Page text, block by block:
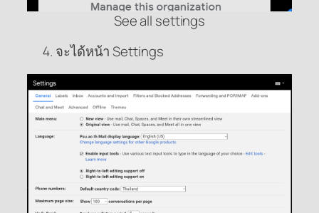
See all settings
จะได้หน้า Settings